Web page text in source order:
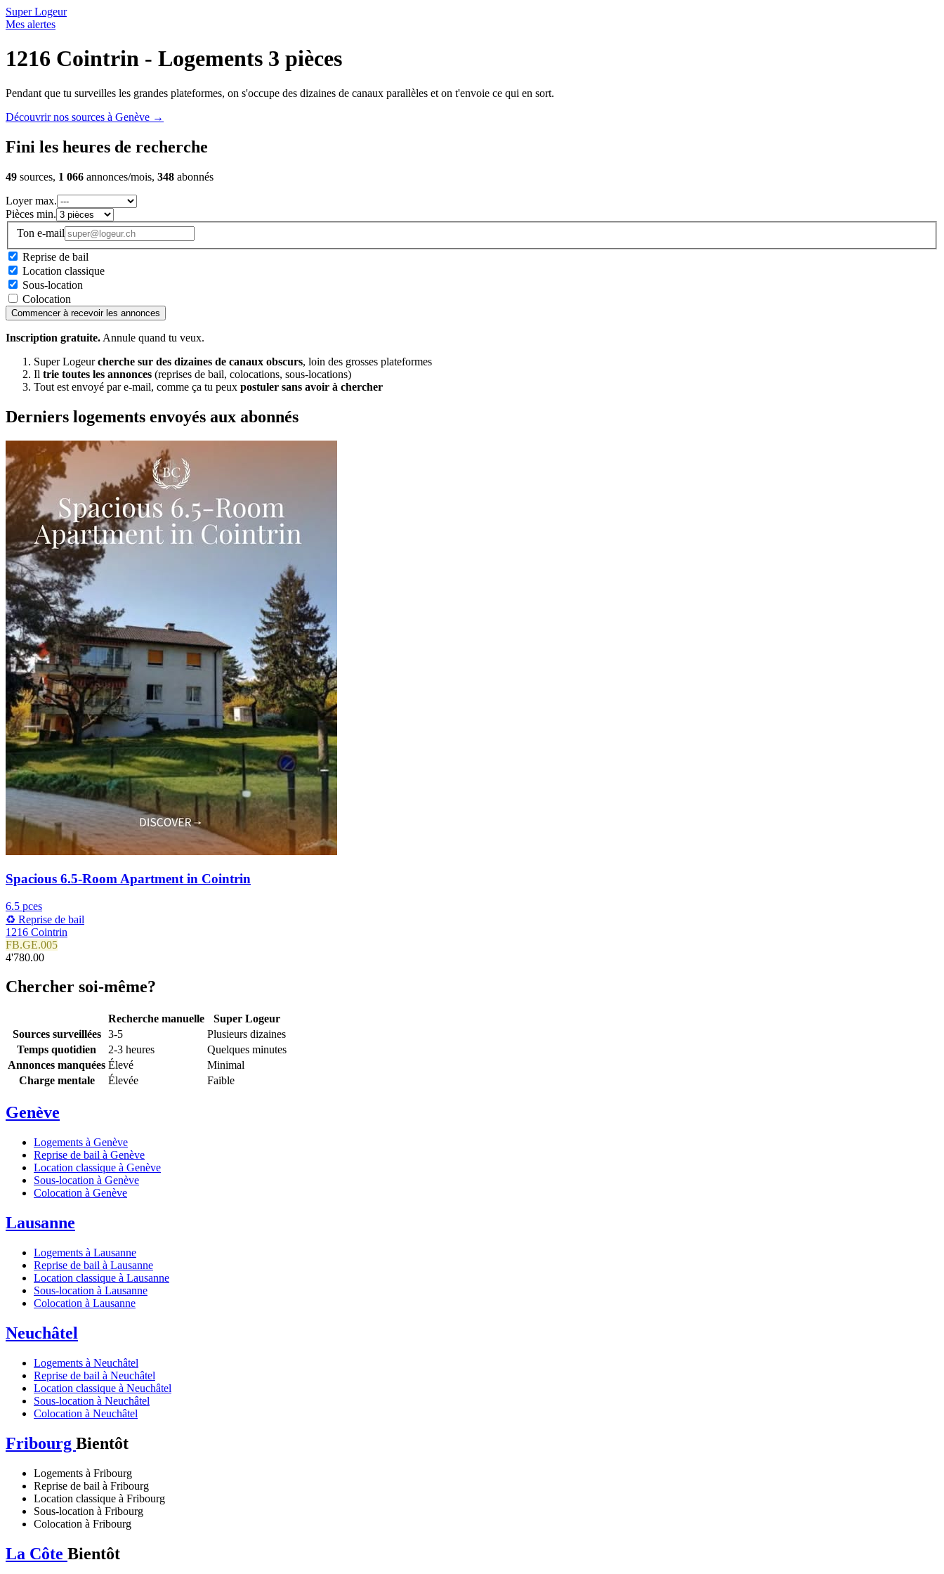
Super Logeur
Mes alertes
1216 Cointrin - Logements 3 pièces
Pendant que tu surveilles les grandes plateformes, on s'occupe des dizaines de canaux parallèles et on t'envoie ce qui en sort.
Découvrir nos sources à Genève →
Fini les heures de recherche
49 sources, 1 066 annonces/mois, 348 abonnés
Loyer max.
Pièces min.
Ton e-mail
Reprise de bail
Location classique
Sous-location
Colocation
Commencer à recevoir les annonces
Inscription gratuite. Annule quand tu veux.
Super Logeurcherche sur des dizaines de canaux obscurs, loin des grosses plateformes
Il trie toutes les annonces (reprises de bail, colocations, sous-locations)
Tout est envoyé par e-mail, comme ça tu peux postuler sans avoir à chercher
Derniers logements envoyés aux abonnés
Spacious 6.5-Room Apartment in Cointrin
6.5 pces
♻️ Reprise de bail
1216 Cointrin
FB.GE.005
4'780.00
Chercher soi-même?
Recherche manuelle
Super Logeur
Sources surveillées
3-5
Plusieurs dizaines
Temps quotidien
2-3 heures
Quelques minutes
Annonces manquées Élevé
Minimal
Charge mentale
Élevée Faible
Genève
Logements à Genève
Reprise de bail à Genève
Location classique à Genève
Sous-location à Genève
Colocation à Genève
Lausanne
Logements à Lausanne
Reprise de bail à Lausanne
Location classique à Lausanne
Sous-location à Lausanne
Colocation à Lausanne
Neuchâtel
Logements à Neuchâtel
Reprise de bail à Neuchâtel
Location classique à Neuchâtel
Sous-location à Neuchâtel
Colocation à Neuchâtel
Fribourg Bientôt
Logements à Fribourg
Reprise de bail à Fribourg
Location classique à Fribourg
Sous-location à Fribourg
Colocation à Fribourg
La Côte Bientôt